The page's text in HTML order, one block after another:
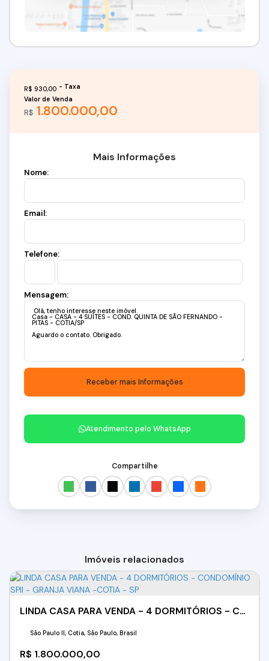
R$ 1.800.000,00
Valor de Venda
R$ 930,00
Mais Informações
Nome:
Email:
Telefone:
Mensagem:
Atendimento pelo WhatsApp
Compartilhe
Imóveis relacionados
LINDA CASA PARA VENDA - 4 DORMITÓRIOS - CONDOMÍNIO SPII - GRANJA VIANA -COTIA - SP
R$ 1.800.000,00
São Paulo II, Cotia, São Paulo, Brasil